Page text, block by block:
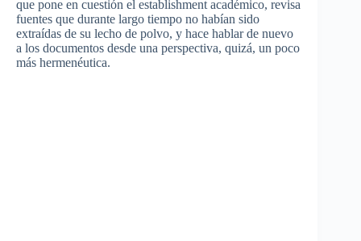
que pone en cuestión el establishment académico, revisa
fuentes que durante largo tiempo no habían sido
extraídas de su lecho de polvo, y hace hablar de nuevo
a los documentos desde una perspectiva, quizá, un poco
más hermenéutica.